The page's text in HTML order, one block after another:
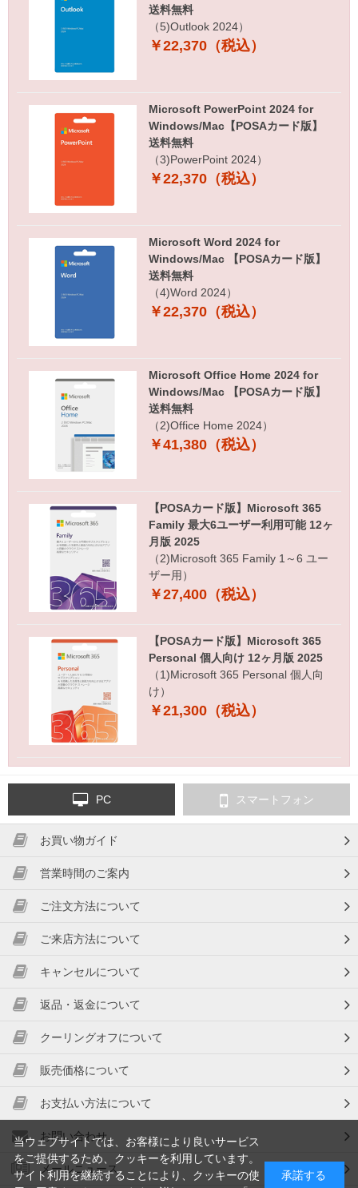
送料無料
（5)Outlook 2024）
￥22,370（税込）
Microsoft PowerPoint 2024 for
Windows/Mac【POSAカード版】
送料無料
（3)PowerPoint 2024）
￥22,370（税込）
Microsoft Word 2024 for
Windows/Mac 【POSAカード版】
送料無料
（4)Word 2024）
￥22,370（税込）
Microsoft Office Home 2024 for
Windows/Mac 【POSAカード版】
送料無料
（2)Office Home 2024）
￥41,380（税込）
【POSAカード版】Microsoft 365
Family 最大6ユーザー利用可能 12ヶ
月版 2025
（2)Microsoft 365 Family 1～6 ユー
ザー用）
￥27,400（税込）
【POSAカード版】Microsoft 365
Personal 個人向け 12ヶ月版 2025
（1)Microsoft 365 Personal 個人向
け）
￥21,300（税込）
PC スマートフォン
お買い物ガイド
営業時間のご案内
ご注文方法について
ご来店方法について
キャンセルについて
返品・返金について
クーリングオフについて
販売価格について
お支払い方法について
お問い合わせ
メールニュース
当ウェブサイトでは、お客様により良いサービス
をご提供するため、クッキーを利用しています。
サイト利用を継続することにより、クッキーの使
承諾する